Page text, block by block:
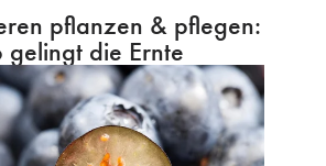
pflanzen & pflegen:
gelingt die Ernte